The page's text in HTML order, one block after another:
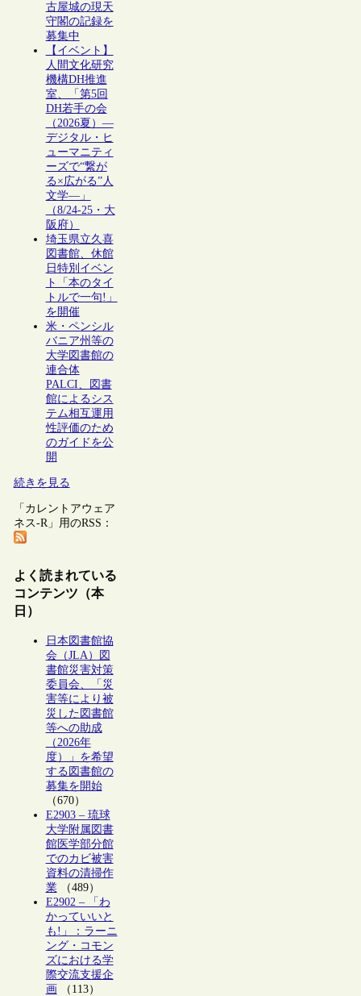
古屋城の現天
守閣の記録を
募集中
【イベント】
人間文化研究
機構DH推進
室、「第5回
DH若手の会
（2026夏）―
デジタル・ヒ
ューマニティ
ーズで“繋が
る×広がる”人
文学―」
（8/24-25・大
阪府）
埼玉県立久喜
図書館、休館
日特別イベン
ト「本のタイ
トルで一句!」
を開催
米・ペンシル
バニア州等の
大学図書館の
連合体
PALCI、図書
館によるシス
テム相互運用
性評価のため
のガイドを公
開
続きを見る
「カレントアウェア
ネス-R」用のRSS：
よく読まれている
コンテンツ（本
日）
日本図書館協
会（JLA）図
書館災害対策
委員会、「災
害等により被
災した図書館
等への助成
（2026年
度）」を希望
する図書館の
募集を開始
（670）
E2903 – 琉球
大学附属図書
館医学部分館
でのカビ被害
資料の清掃作
業（489）
E2902 – 「わ
かっていいと
も!」：ラーニ
ング・コモン
ズにおける学
際交流支援企
画（113）